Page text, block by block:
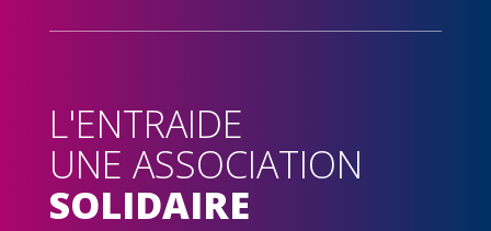
L'ENTRAIDE
UNE ASSOCIATION
SOLIDAIRE